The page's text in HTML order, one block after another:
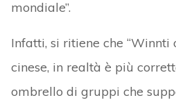
mondiale”.
Infatti, si ritiene che
cinese, in realtà è più
ombrello di gruppi che